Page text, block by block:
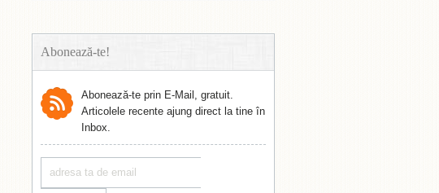
Abonează-te!
Abonează-te prin E-Mail, gratuit.
Articolele recente ajung direct la tine în
Inbox.